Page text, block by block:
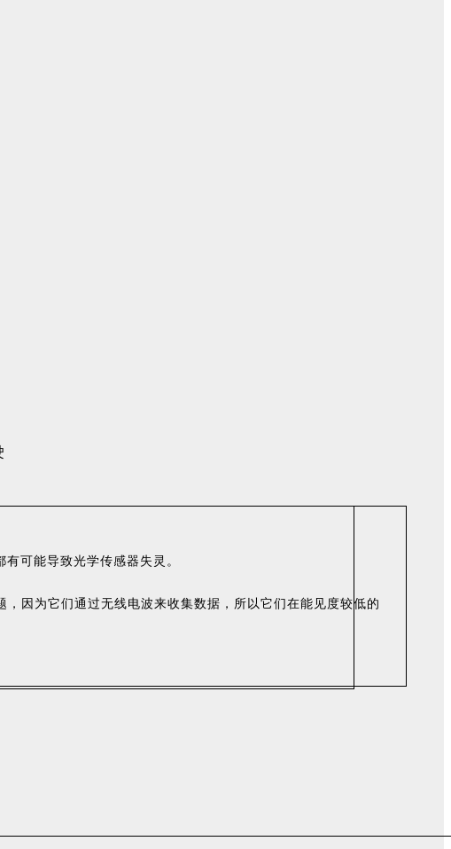
可能导致光学传感器失灵。
，因 为它们通过无线电波来收集数据，所以它们在能见度较低的